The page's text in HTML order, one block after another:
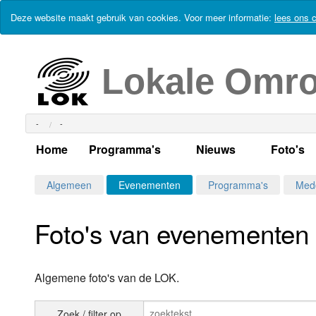
Deze website maakt gebruik van cookies. Voor meer informatie: lees ons
Lokale
- -
Home Programma's
Alle dagen
Per dag
Maandag
Alle programma's
Uitzending gemist?
Nieuws
Actueel Lokaal
Kabelkrant
Foto's
Algemeen Evenementen Programma's
Foto's van evenementen
Algemene foto's van de LOK.